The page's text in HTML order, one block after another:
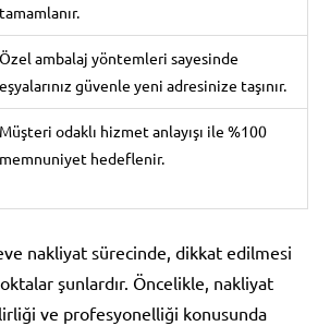
tamamlanır.
Özel ambalaj yöntemleri sayesinde
eşyalarınız güvenle yeni adresinize taşınır.
Müşteri odaklı hizmet anlayışı ile %100
memnuniyet hedeflenir.
nakliyat sürecinde, dikkat edilmesi
şunlardır. Öncelikle, nakliyat
ve profesyonelliği konusunda